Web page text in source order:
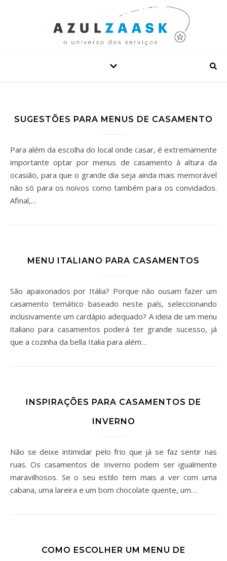
SUGESTÕES PARA MENUS DE CASAMENTO
Para além da escolha do local onde casar, é extremamente
importante optar por menus de casamento à altura da
ocasião, para que o grande dia seja ainda mais memorável
não só para os noivos como também para os convidados.
Afinal,…
MENU ITALIANO PARA CASAMENTOS
São apaixonados por Itália? Porque não ousam fazer um
casamento temático baseado neste país, seleccionando
inclusivamente um cardápio adequado? A ideia de um menu
italiano para casamentos poderá ter grande sucesso, já
que a cozinha da bella Italia para além…
INSPIRAÇÕES PARA CASAMENTOS DE
INVERNO
Não se deixe intimidar pelo frio que já se faz sentir nas
ruas. Os casamentos de Inverno podem ser igualmente
maravilhosos. Se o seu estilo tem mais a ver com uma
cabana, uma lareira e um bom chocolate quente, um…
COMO ESCOLHER UM MENU DE